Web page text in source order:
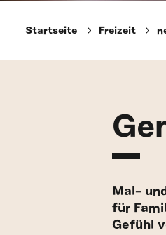
Startseite Freizeit
Mal-
für
Gefühl